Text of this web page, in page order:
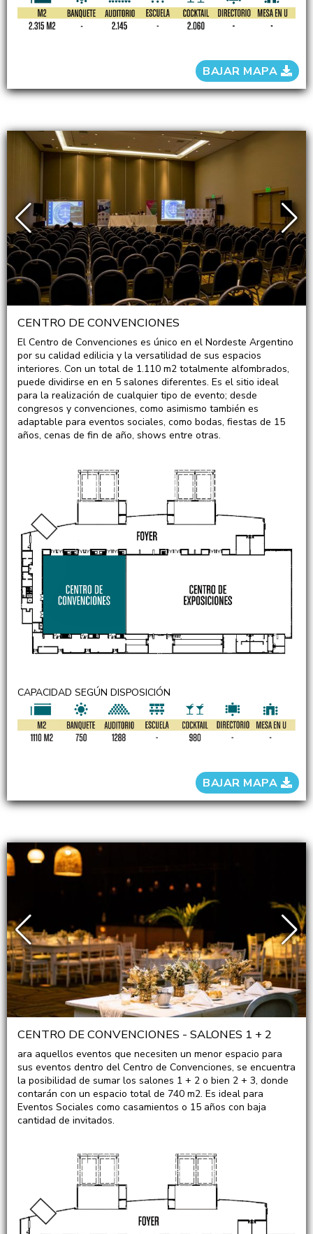
BAJAR MAPA
CENTRO DE CONVENCIONES
El Centro de Convenciones es único en el Nordeste Argentino
por su calidad edilicia y la versatilidad de sus espacios
interiores. Con un total de 1.110 m2 totalmente alfombrados,
puede dividirse en en 5 salones diferentes. Es el sitio ideal
para la realización de cualquier tipo de evento; desde
congresos y convenciones, como asimismo también es
adaptable para eventos sociales, como bodas, fiestas de 15
años, cenas de fin de año, shows entre otras.
CAPACIDAD SEGÚN DISPOSICIÓN
BAJAR MAPA
CENTRO DE CONVENCIONES - SALONES 1 + 2
ara aquellos eventos que necesiten un menor espacio para
sus eventos dentro del Centro de Convenciones, se encuentra
la posibilidad de sumar los salones 1 + 2 o bien 2 + 3, donde
contarán con un espacio total de 740 m2. Es ideal para
Eventos Sociales como casamientos o 15 años con baja
cantidad de invitados.